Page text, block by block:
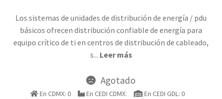
Los sistemas de unidades de distribución de energía / pdu
básicos ofrecen distribución confiable de energía para
equipo crítico de ti en centros de distribución de cableado,
s... Leer más
Agotado
En CDMX: 0 En CEDI CDMX:
En CEDI GDL: 0